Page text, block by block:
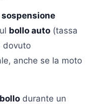
sospensione
bollo auto (tassa
dovuto
anche se la moto
durante un